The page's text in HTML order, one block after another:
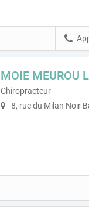
MOIE MEUROU
Chiropracteur
8, rue du Milan Noir